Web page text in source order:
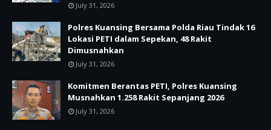
July 31, 2026
Polres Kuansing Bersama Polda Riau Tindak 16
Lokasi PETI dalam Sepekan, 48 Rakit
Dimusnahkan
July 31, 2026
Komitmen Berantas PETI, Polres Kuansing
Musnahkan 1.258 Rakit Sepanjang 2026
July 31, 2026